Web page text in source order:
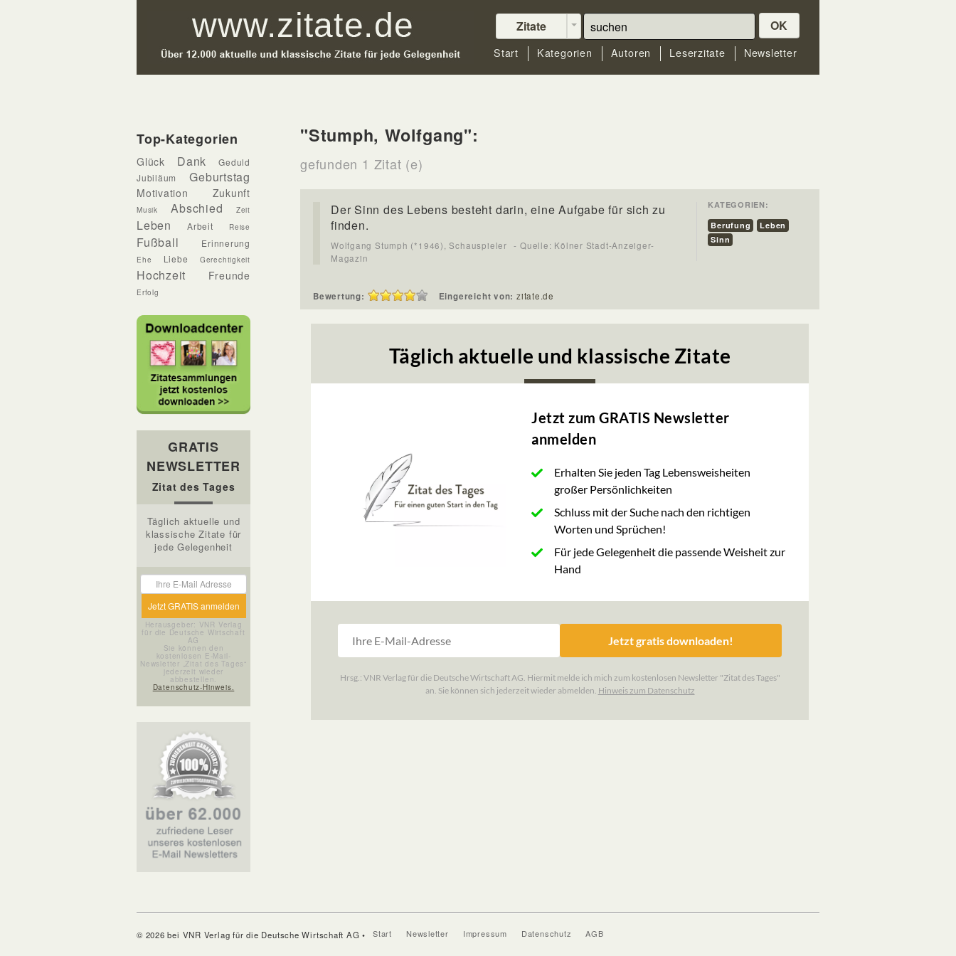
Zitate OK
Start Kategorien Autoren Leserzitate Newsletter
Top-Kategorien
Glück Dank
Geduld
Jubiläum
Geburtstag
Motivation Zukunft
Musik Abschied Zeit
Leben Arbeit Reise
Fußball Erinnerung
Ehe Liebe Gerechtigkeit
Hochzeit Freunde
Erfolg
GRATIS
NEWSLETTER
Zitat des Tages
Täglich aktuelle und
klassische Zitate für
jede Gelegenheit
Herausgeber: VNR Verlag
für die Deutsche Wirtschaft
AG
Sie können den
kostenlosen E-Mail-
Newsletter „Zitat des Tages“
jederzeit wieder
abbestellen.
Datenschutz-Hinweis.
"Stumph, Wolfgang":
gefunden 1 Zitat (e)
Der Sinn des Lebens besteht darin, eine Aufgabe für sich zu
finden.
Wolfgang Stumph (*1946), Schauspieler
- Quelle: Kölner Stadt-Anzeiger-
Magazin
KATEGORIEN:
Berufung
Leben
Sinn
Bewertung: Eingereicht von: zitate.de
© 2026 bei VNR Verlag für die Deutsche Wirtschaft AG • Start Newsletter Impressum Datenschutz AGB